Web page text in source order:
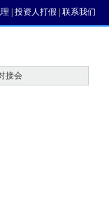
投资人打假 联系我们
接会